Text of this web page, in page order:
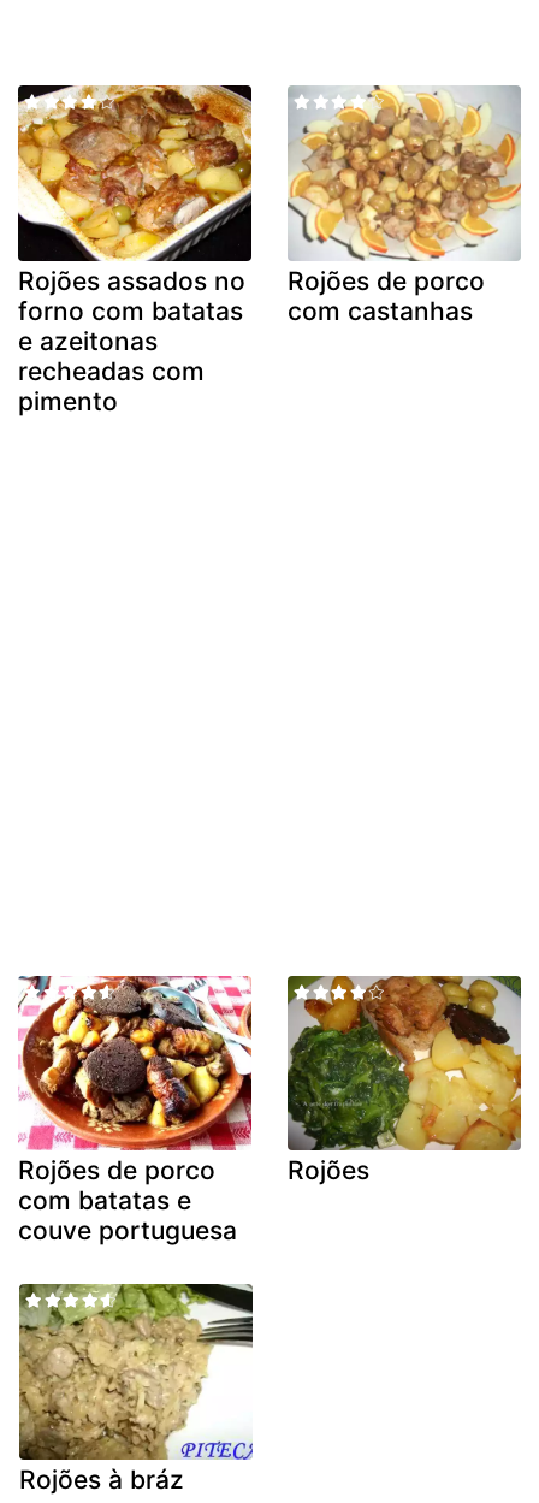
Rojões assados no
forno com batatas
e azeitonas
recheadas com
pimento
Rojões de porco
com castanhas
Rojões de porco
com batatas e
couve portuguesa
Rojões
Rojões à bráz